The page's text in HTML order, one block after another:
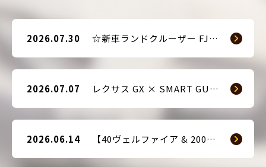
2026.07.30 ☆新車ランドクルーザー FJ（TRJ240） × Argus D1 & 前後ドライブレコーダー取付☆
2026.07.07 レクサス GX × SMART GUARD3 持ち込み取付
2026.06.14 【40ヴェルファイア & 200系ハイエース(9型) 新車2台へ SMART GUARD3取付】